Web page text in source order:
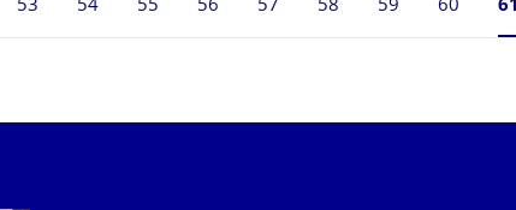
53 54 55 56 57 58 59 60 61